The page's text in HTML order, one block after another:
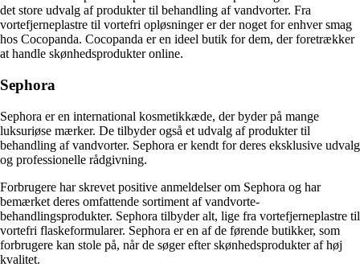
det store udvalg af produkter til behandling af vandvorter. Fra
vortefjerneplastre til vortefri opløsninger er der noget for enhver smag
hos Cocopanda. Cocopanda er en ideel butik for dem, der foretrækker
at handle skønhedsprodukter online.
Sephora
Sephora er en international kosmetikkæde, der byder på mange
luksuriøse mærker. De tilbyder også et udvalg af produkter til
behandling af vandvorter. Sephora er kendt for deres eksklusive udvalg
og professionelle rådgivning.
Forbrugere har skrevet positive anmeldelser om Sephora og har
bemærket deres omfattende sortiment af vandvorte-
behandlingsprodukter. Sephora tilbyder alt, lige fra vortefjerneplastre til
vortefri flaskeformularer. Sephora er en af de førende butikker, som
forbrugere kan stole på, når de søger efter skønhedsprodukter af høj
kvalitet.